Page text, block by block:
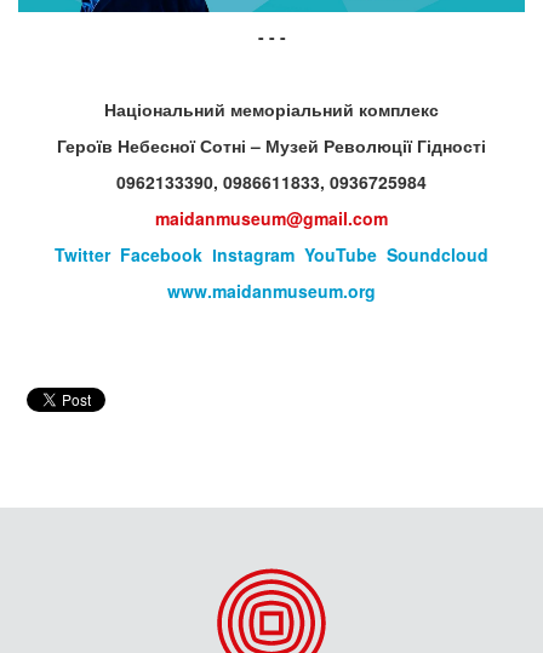
- - -
Національний меморіальний комплекс
Героїв Небесної Сотні – Музей Революції Гідності
0962133390, 0986611833, 0936725984
maidanmuseum@gmail.com
Twitter Facebook Іnstagram YouTube Soundcloud
www.maidanmuseum.org